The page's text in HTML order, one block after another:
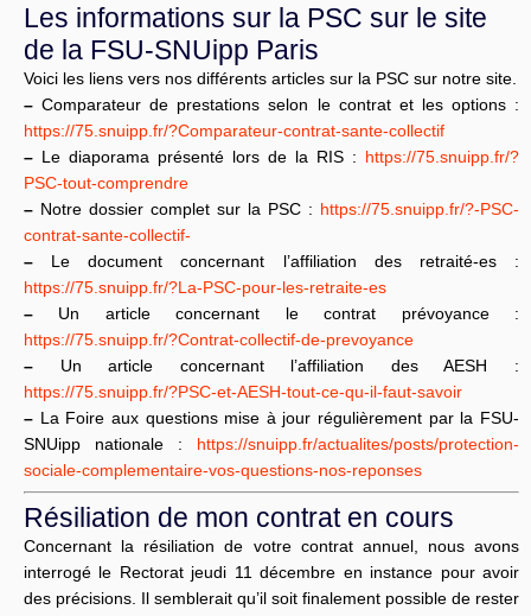
Les informations sur la PSC sur le site
de la FSU-SNUipp Paris
Voici les liens vers nos différents articles sur la PSC sur notre site.
– Comparateur de prestations selon le contrat et les options :
https://75.snuipp.fr/?Comparateur-contrat-sante-collectif
– Le diaporama présenté lors de la RIS : https://75.snuipp.fr/?
PSC-tout-comprendre
– Notre dossier complet sur la PSC : https://75.snuipp.fr/?-PSC-
contrat-sante-collectif-
– Le document concernant l’affiliation des retraité-es :
https://75.snuipp.fr/?La-PSC-pour-les-retraite-es
– Un article concernant le contrat prévoyance :
https://75.snuipp.fr/?Contrat-collectif-de-prevoyance
– Un article concernant l’affiliation des AESH :
https://75.snuipp.fr/?PSC-et-AESH-tout-ce-qu-il-faut-savoir
– La Foire aux questions mise à jour régulièrement par la FSU-
SNUipp nationale : https://snuipp.fr/actualites/posts/protection-
sociale-complementaire-vos-questions-nos-reponses
Résiliation de mon contrat en cours
Concernant la résiliation de votre contrat annuel, nous avons
interrogé le Rectorat jeudi 11 décembre en instance pour avoir
des précisions. Il semblerait qu’il soit finalement possible de rester